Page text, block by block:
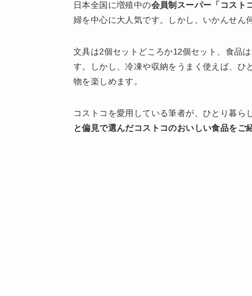
日本全国に増殖中の会員制スーパー「コストコ
婦を中心に大人気です。しかし、いかんせん
文具は2個セットどころか12個セット、食品
す。しかし、冷凍や収納をうまく使えば、ひ
物を楽しめます。
コストコを愛用している筆者が、ひとり暮ら
と偏見で選んだコストコのおいしい食品をご